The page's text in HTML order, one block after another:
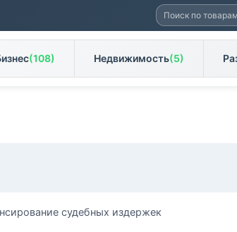
Искать:
(108) Недвижимость(5)
судебных издержек